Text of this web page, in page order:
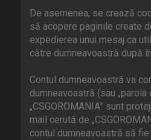
De asemenea, se crează
să acopere paginile create
expedierea unui mesaj ca
către dumneavoastră după
Contul dumneavoastră va
dumneavoastră (sau
„CSGOROMANIA” sunt
mail cerută de
contul dumneavoastră să